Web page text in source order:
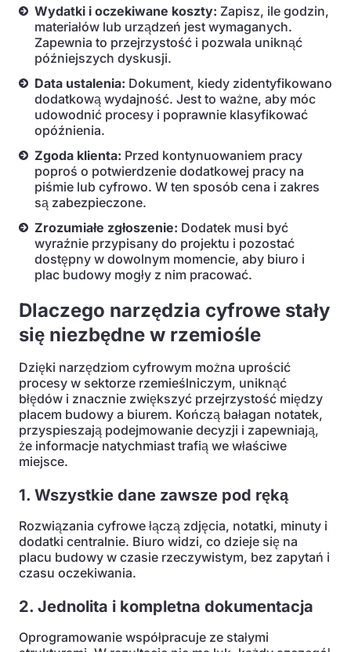
Wydatki i oczekiwane koszty: Zapisz, ile godzin,
materiałów lub urządzeń jest wymaganych.
Zapewnia to przejrzystość i pozwala uniknąć
późniejszych dyskusji.
Data ustalenia: Dokument, kiedy zidentyfikowano
dodatkową wydajność. Jest to ważne, aby móc
udowodnić procesy i poprawnie klasyfikować
opóźnienia.
Zgoda klienta: Przed kontynuowaniem pracy
poproś o potwierdzenie dodatkowej pracy na
piśmie lub cyfrowo. W ten sposób cena i zakres
są zabezpieczone.
Zrozumiałe zgłoszenie: Dodatek musi być
wyraźnie przypisany do projektu i pozostać
dostępny w dowolnym momencie, aby biuro i
plac budowy mogły z nim pracować.
Dlaczego narzędzia cyfrowe stały
się niezbędne w rzemiośle
Dzięki narzędziom cyfrowym można uprościć
procesy w sektorze rzemieślniczym, uniknąć
błędów i znacznie zwiększyć przejrzystość między
placem budowy a biurem. Kończą bałagan notatek,
przyspieszają podejmowanie decyzji i zapewniają,
że informacje natychmiast trafią we właściwe
miejsce.
1. Wszystkie dane zawsze pod ręką
Rozwiązania cyfrowe łączą zdjęcia, notatki, minuty i
dodatki centralnie. Biuro widzi, co dzieje się na
placu budowy w czasie rzeczywistym, bez zapytań i
czasu oczekiwania.
2. Jednolita i kompletna dokumentacja
Oprogramowanie współpracuje ze stałymi